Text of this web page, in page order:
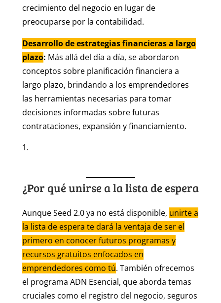
crecimiento del negocio en lugar de
preocuparse por la contabilidad.
Desarrollo de estrategias financieras a largo
plazo: Más allá del día a día, se abordaron
conceptos sobre planificación financiera a
largo plazo, brindando a los emprendedores
las herramientas necesarias para tomar
decisiones informadas sobre futuras
contrataciones, expansión y financiamiento.
¿Por qué unirse a la lista de espera
Aunque Seed 2.0 ya no está disponible, unirte a
la lista de espera te dará la ventaja de ser el
primero en conocer futuros programas y
recursos gratuitos enfocados en
emprendedores como tú. También ofrecemos
el programa ADN Esencial, que aborda temas
cruciales como el registro del negocio, seguros